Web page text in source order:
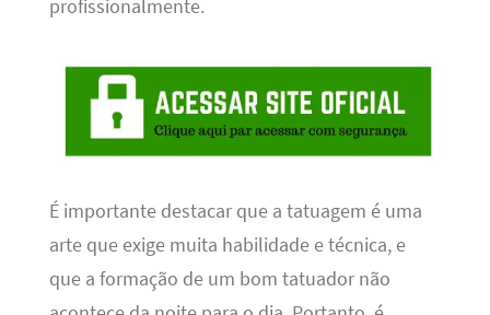
profissionalmente.
É importante destacar que a tatuagem é uma
arte que exige muita habilidade e técnica, e
que a formação de um bom tatuador não